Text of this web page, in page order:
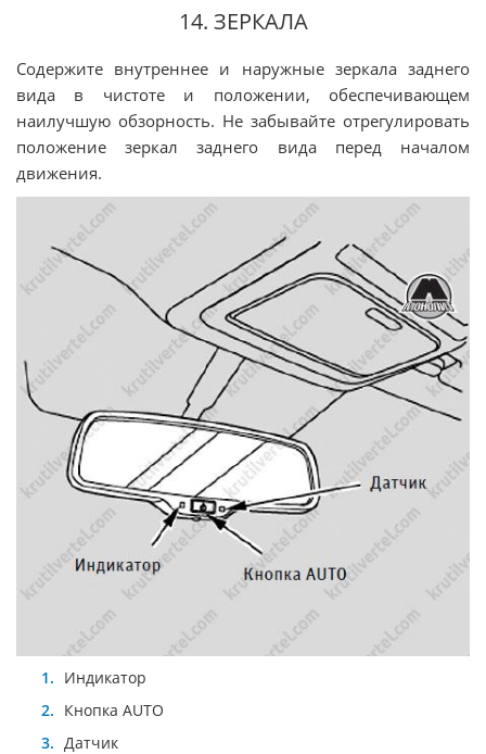
14. ЗЕРКАЛА
Содержите внутреннее и наружные зеркала заднего
вида в чистоте и положении, обеспечивающем
наилучшую обзорность. Не забывайте отрегулировать
положение зеркал заднего вида перед началом
движения.
Индикатор
Кнопка AUTO
Датчик